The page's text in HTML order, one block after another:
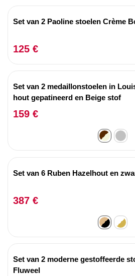
Set van 2 Paoline stoelen Crème
125 €
Set van 2 medaillonstoelen in
hout gepatineerd en Beige stof
159 €
Set van 6 Ruben Hazelhout en
387 €
Set van 2 moderne gestoffeerde
Fluweel